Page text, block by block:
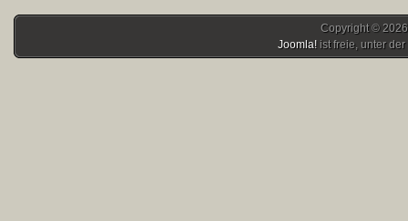
Copyright ©
Joomla! ist freie, unter der